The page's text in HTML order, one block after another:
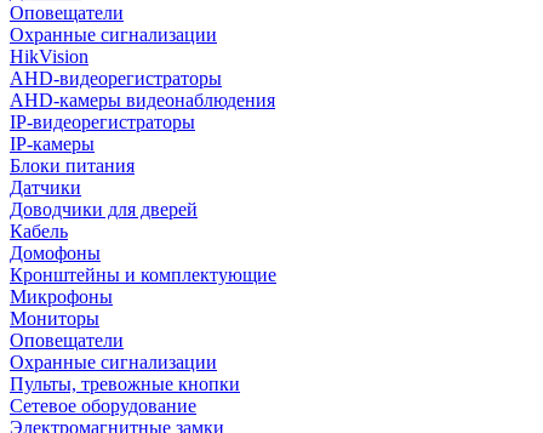
Оповещатели
Охранные сигнализации
HikVision
AHD-видеорегистраторы
AHD-камеры видеонаблюдения
IP-видеорегистраторы
IP-камеры
Блоки питания
Датчики
Доводчики для дверей
Кабель
Домофоны
Кронштейны и комплектующие
Микрофоны
Мониторы
Оповещатели
Охранные сигнализации
Пульты, тревожные кнопки
Сетевое оборудование
Электромагнитные замки